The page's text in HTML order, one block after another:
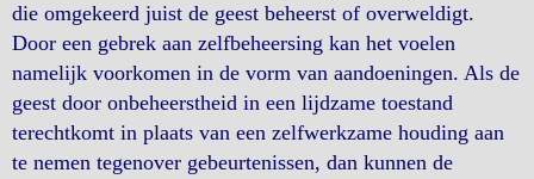
die omgekeerd juist de geest beheerst of overweldigt.
Door een gebrek aan zelfbeheersing kan het voelen
namelijk voorkomen in de vorm van aandoeningen. Als de
geest door onbeheerstheid in een lijdzame toestand
terechtkomt in plaats van een zelfwerkzame houding aan
te nemen tegenover gebeurtenissen, dan kunnen de